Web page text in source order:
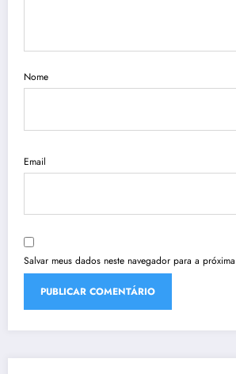
Nome
Email
Salvar meus dados neste navegador para a